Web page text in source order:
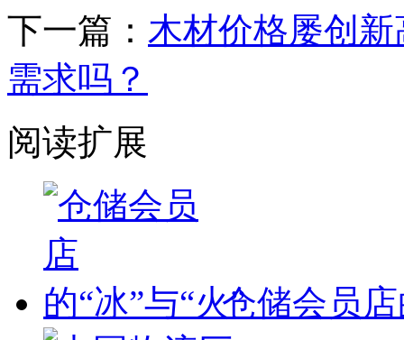
下一篇： 木材价格屡创
需求吗？
阅读扩展
仓储会员店